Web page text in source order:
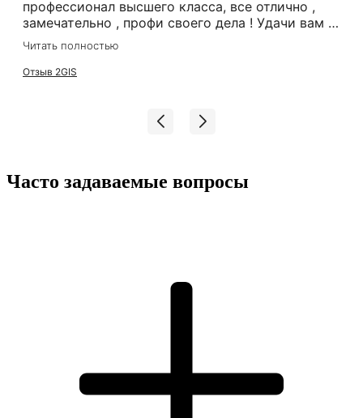
профессионал высшего класса, все отлично ,
замечательно , профи своего дела ! Удачи вам в
вашей работе и побольше хороших клиентов!)
Читать полностью
Отзыв 2GIS
Часто задаваемые вопросы